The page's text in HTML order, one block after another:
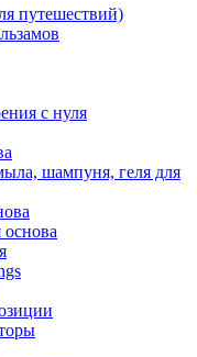
путешествий)
с нуля
шампуня, геля для